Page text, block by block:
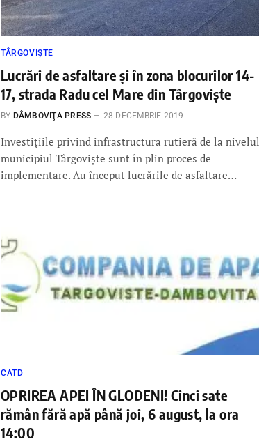
TÂRGOVIȘTE
Lucrări de asfaltare și în zona blocurilor 14-
17, strada Radu cel Mare din Târgovişte
BY DÂMBOVIŢA PRESS 28 DECEMBRIE 2019
Investiţiile privind infrastructura rutieră de la nivelul
municipiul Târgovişte sunt în plin proces de
implementare. Au început lucrările de asfaltare…
CATD
OPRIREA APEI ÎN GLODENI! Cinci sate
rămân fără apă până joi, 6 august, la ora
14:00